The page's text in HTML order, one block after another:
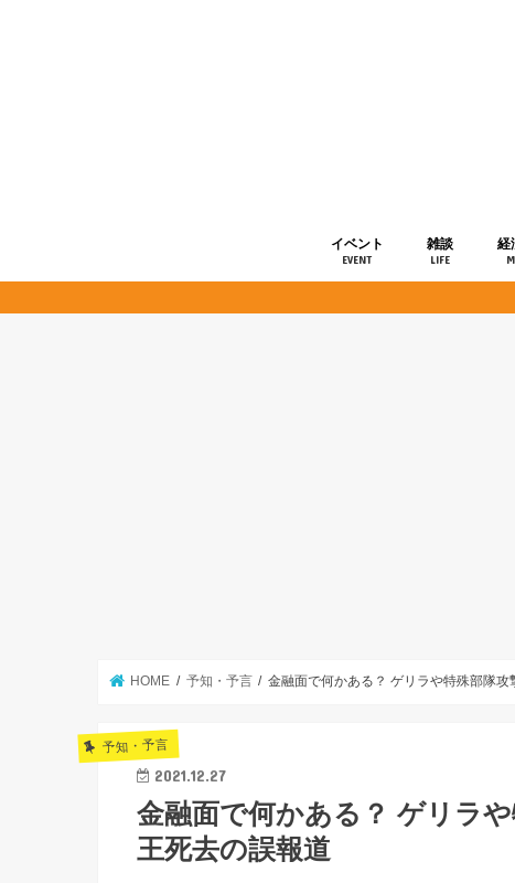
イベント
EVENT
雑談
LIFE
経
HOME 予知・予言 金融面で何かある？ ゲリラや特殊部隊
予知・予言
2021.12.27
金融面で何かある？ ゲリラ
王死去の誤報道